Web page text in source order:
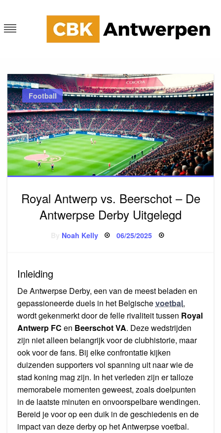
content
Football
Royal Antwerp vs. Beerschot – De
Antwerpse Derby Uitgelegd
Noah Kelly Posted
06/25/2025
Inleiding
De Antwerpse Derby, een van de meest beladen en
gepassioneerde duels in het Belgischevoetbal,
wordt gekenmerkt door de felle rivaliteit tussen Royal
Antwerp FC en Beerschot VA. Deze wedstrijden
zijn niet alleen belangrijk voor de clubhistorie, maar
ook voor de fans. Bij elke confrontatie kijken
duizenden supporters vol spanning uit naar wie de
stad koning mag zijn. In het verleden zijn er talloze
memorabele momenten geweest, zoals doelpunten
in de laatste minuten en onvoorspelbare wendingen.
Bereid je voor op een duik in de geschiedenis en de
impact van deze derby op het Antwerpse voetbal.